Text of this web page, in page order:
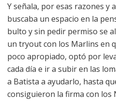
Y señala, por esas razones y
buscaba un espacio en la
bulto y sin pedir permiso se
un tryout con los Marlins en
poco apropiado, optó por
cada día e ir a subir en las
a Batista a ayudarlo, hasta
consiguieron la firma con los